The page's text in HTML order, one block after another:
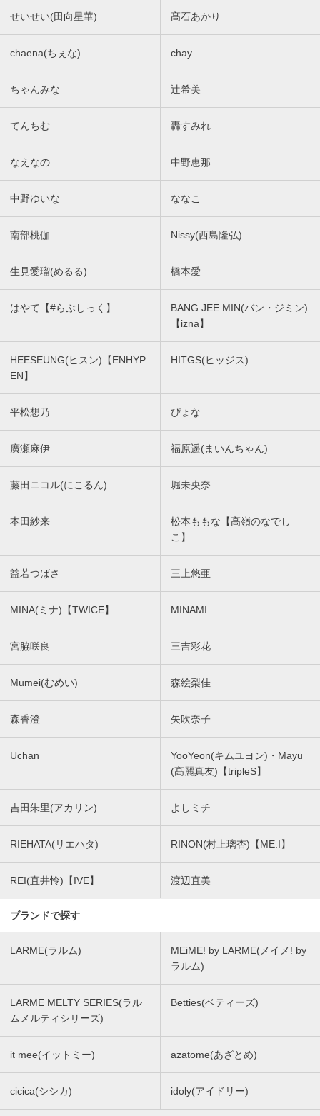
せいせい(田向星華) 髙石あかり
chaena(ちぇな) chay
ちゃんみな 辻希美
てんちむ 轟すみれ
なえなの 中野恵那
中野ゆいな ななこ
南部桃伽 Nissy(西島隆弘)
生見愛瑠(めるる) 橋本愛
はやて【#らぶしっく】
BANG JEE MIN(バン・ジミン)
【izna】
HEESEUNG(ヒスン)【ENHYP
EN】
HITGS(ヒッジス)
平松想乃 ぴょな
廣瀬麻伊 福原遥(まいんちゃん)
藤田ニコル(にこるん) 堀未央奈
本田紗来
松本ももな【高嶺のなでし
こ】
益若つばさ 三上悠亜
MINA(ミナ)【TWICE】 MINAMI
宮脇咲良 三吉彩花
Mumei(むめい) 森絵梨佳
森香澄 矢吹奈子
Uchan
YooYeon(キムユヨン)・Mayu
(髙麗真友)【tripleS】
吉田朱里(アカリン) よしミチ
RIEHATA(リエハタ) RINON(村上璃杏)【ME:I】
REI(直井怜)【IVE】 渡辺直美
ブランドで探す
LARME(ラルム)
MEiME! by LARME(メイメ! by
ラルム)
LARME MELTY SERIES(ラル
ムメルティシリーズ)
Betties(ベティーズ)
it mee(イットミー) azatome(あざとめ)
cicica(シシカ) idoly(アイドリー)